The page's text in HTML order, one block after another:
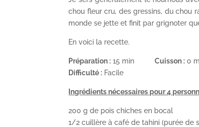
chou fleur cru, des gressins, du chou
monde se jette et finit par grignoter
En voici la recette.
Préparation : 15 minCuisson : 0
Difficulté : Facile
Ingrédients nécessaires pour 4
200 g de pois chiches en bocal
1/2 cuillère à café de tahini (purée de